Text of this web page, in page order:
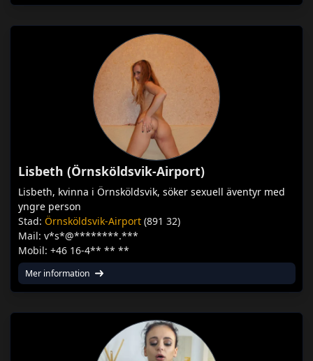
Lisbeth (Örnsköldsvik-Airport)
Lisbeth, kvinna i Örnsköldsvik, söker sexuell äventyr med
yngre person
Stad: Örnsköldsvik-Airport (891 32)
Mail: v*s*@********.***
Mobil: +46 16-4** ** **
Mer information